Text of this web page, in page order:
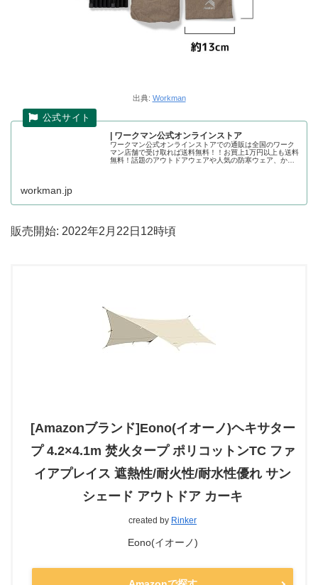
出典: Workman
| ワークマン公式オンラインストア
ワークマン公式オンラインストアでの通販は全国のワーク
マン店舗で受け取れば送料無料！！お買上1万円以上も送料
無料！話題のアウトドアウェアや人気の防寒ウェア、かっ
workman.jp
販売開始: 2022年2月22日12時頃
[Amazonブランド]Eono(イオーノ)ヘキサター
プ 4.2×4.1m 焚火タープ ポリコットンTC ファ
イアプレイス 遮熱性/耐火性/耐水性優れ サン
シェード アウトドア カーキ
created by Rinker
Eono(イオーノ)